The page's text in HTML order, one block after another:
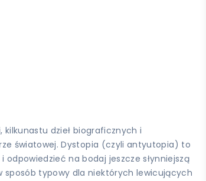
dzieł biograficznych i
światowej. Dystopia (czyli antyutopia) to
na bodaj jeszcze słynniejszą
sposób typowy dla niektórych lewicujących